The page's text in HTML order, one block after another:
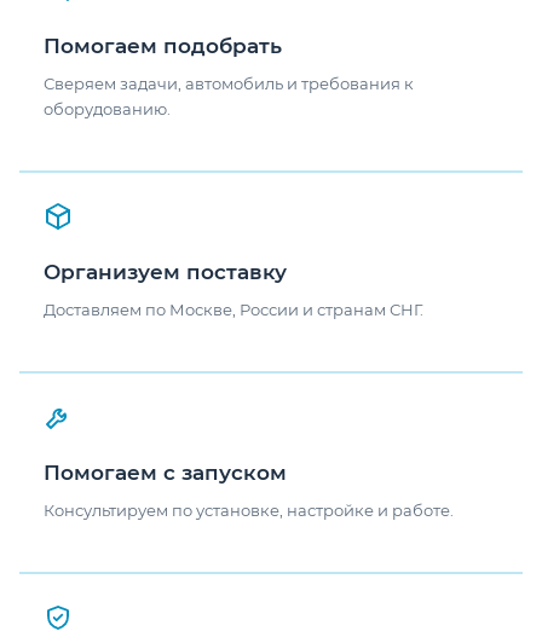
Помогаем подобрать
Сверяем задачи, автомобиль и требования к
оборудованию.
Организуем поставку
Доставляем по Москве, России и странам СНГ.
Помогаем с запуском
Консультируем по установке, настройке и работе.